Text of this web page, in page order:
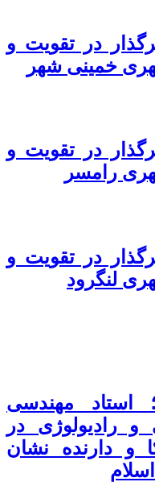
در تقویت و
خمینی شهر
در تقویت و
رامسر
در تقویت و
لنگرود
استاد مهندسی
رادیولوژی در
و دارنده نشان